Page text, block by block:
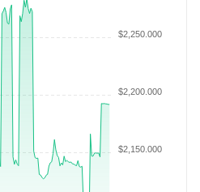
$2,150.000
$2,200.000
$2,250.000